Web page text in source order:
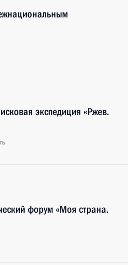
экспедиция «Ржев.
форум «Моя страна.